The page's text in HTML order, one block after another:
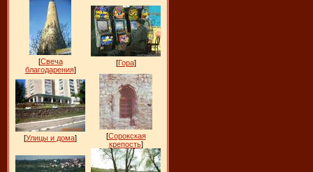
[Свеча
благодарения]
[Гора]
[Улицы и дома] [Сорокская
крепость]